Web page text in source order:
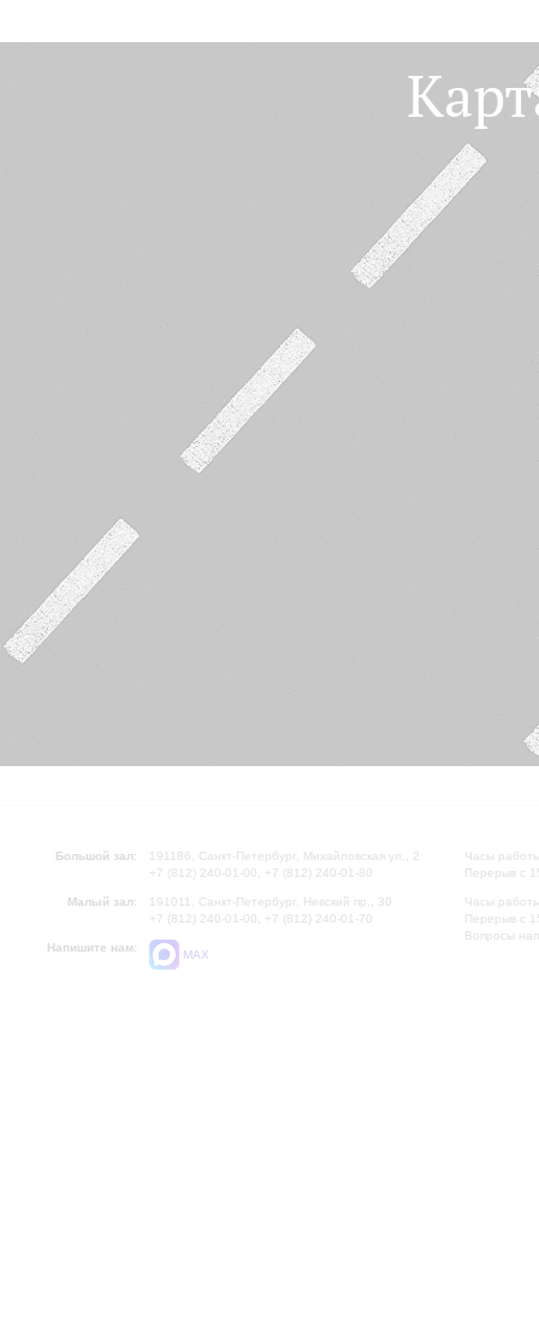
Большой зал:
191186, Санкт-Петербург, Михайловская ул., 2
+7 (812) 240-01-00, +7 (812) 240-01-80
Малый зал:
191011, Санкт-Петербург, Невский пр., 30
+7 (812) 240-01-00, +7 (812) 240-01-70
Напишите нам:
MAX
Часы
Перерыв с
Часы
Перерыв с
Вопросы